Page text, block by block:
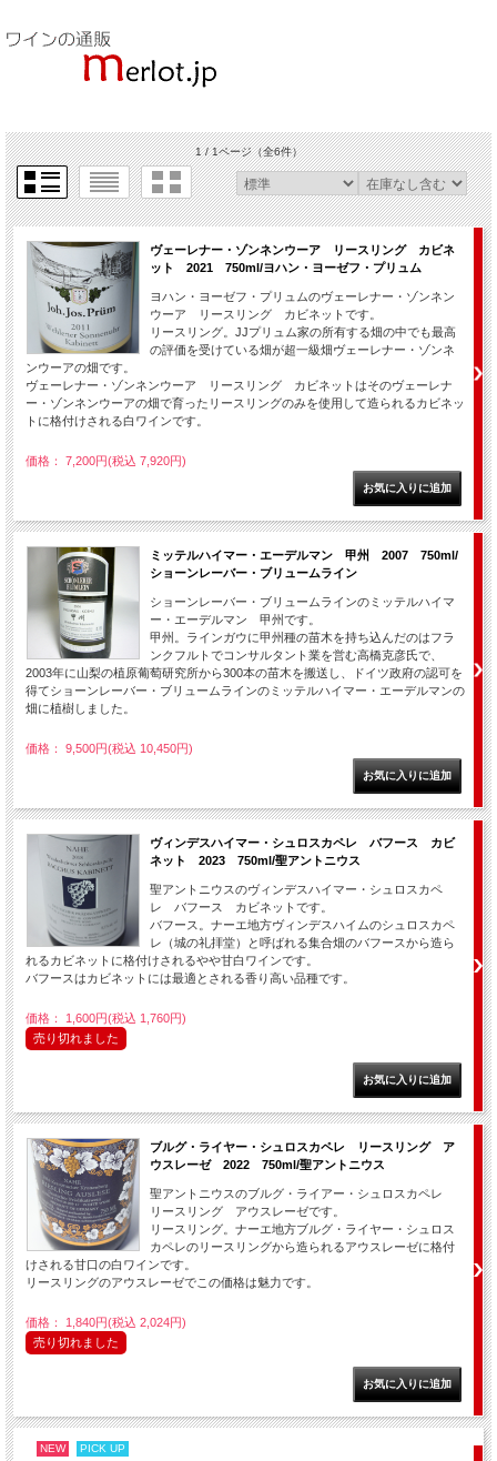
1 / 1ページ（全6件）
ヴェーレナー・ゾンネンウーア リースリング カビネ
ット 2021 750ml/ヨハン・ヨーゼフ・プリュム
ヨハン・ヨーゼフ・プリュムのヴェーレナー・ゾンネン
ウーア リースリング カビネットです。
リースリング。JJプリュム家の所有する畑の中でも最高
の評価を受けている畑が超一級畑ヴェーレナー・ゾンネ
ンウーアの畑です。
ヴェーレナー・ゾンネンウーア リースリング カビネットはそのヴェーレナ
ー・ゾンネンウーアの畑で育ったリースリングのみを使用して造られるカビネッ
トに格付けされる白ワインです。
価格： 7,200円(税込 7,920円)
ミッテルハイマー・エーデルマン 甲州 2007 750ml/
ショーンレーバー・ブリュームライン
ショーンレーバー・ブリュームラインのミッテルハイマ
ー・エーデルマン 甲州です。
甲州。ラインガウに甲州種の苗木を持ち込んだのはフラ
ンクフルトでコンサルタント業を営む高橋克彦氏で、
2003年に山梨の植原葡萄研究所から300本の苗木を搬送し、ドイツ政府の認可を
得てショーンレーバー・ブリュームラインのミッテルハイマー・エーデルマンの
畑に植樹しました。
価格： 9,500円(税込 10,450円)
ヴィンデスハイマー・シュロスカペレ バフース カビ
ネット 2023 750ml/聖アントニウス
聖アントニウスのヴィンデスハイマー・シュロスカペ
レ バフース カビネットです。
バフース。ナーエ地方ヴィンデスハイムのシュロスカペ
レ（城の礼拝堂）と呼ばれる集合畑のバフースから造ら
れるカビネットに格付けされるやや甘白ワインです。
バフースはカビネットには最適とされる香り高い品種です。
価格： 1,600円(税込 1,760円)
売り切れました
ブルグ・ライヤー・シュロスカペレ リースリング ア
ウスレーゼ 2022 750ml/聖アントニウス
聖アントニウスのブルグ・ライアー・シュロスカペレ
リースリング アウスレーゼです。
リースリング。ナーエ地方ブルグ・ライヤー・シュロス
カペレのリースリングから造られるアウスレーゼに格付
けされる甘口の白ワインです。
リースリングのアウスレーゼでこの価格は魅力です。
価格： 1,840円(税込 2,024円)
売り切れました
NEW PICK UP